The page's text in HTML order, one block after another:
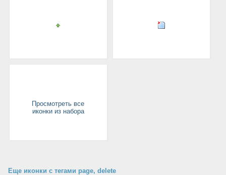
Просмотреть все
иконки из набора
Еще иконки с тегами page, delete